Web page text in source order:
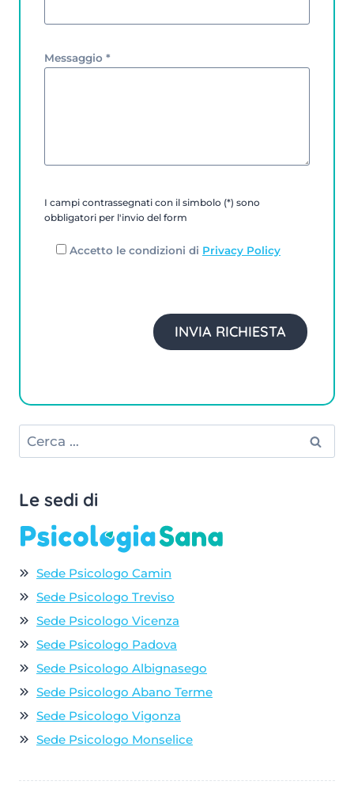
Messaggio *
I campi contrassegnati con il simbolo (*) sono
obbligatori per l'invio del form
Accetto le condizioni di Privacy Policy
Le sedi di
Sede Psicologo Camin
Sede Psicologo Treviso
Sede Psicologo Vicenza
Sede Psicologo Padova
Sede Psicologo Albignasego
Sede Psicologo Abano Terme
Sede Psicologo Vigonza
Sede Psicologo Monselice